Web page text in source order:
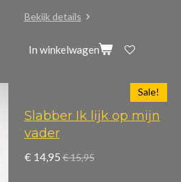
Bekijk details
In winkelwagen
Sale!
Slabber Ik lijk op mijn
vader
€ 14,95 € 15,95